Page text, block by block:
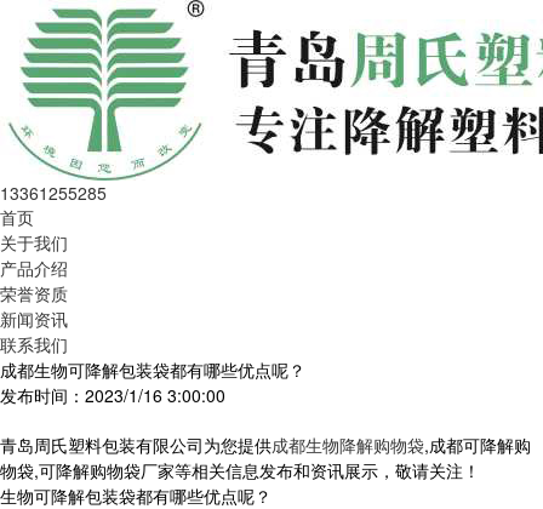
13361255285
首页
关于我们
产品介绍
荣誉资质
新闻资讯
联系我们
成都生物可降解包装袋都有哪些优点呢？
发布时间：2023/1/16 3:00:00
青岛周氏塑料包装有限公司为您提供成都生物降解购物袋,成都可降解购
物袋,可降解购物袋厂家等相关信息发布和资讯展示，敬请关注！
生物可降解包装袋都有哪些优点呢？